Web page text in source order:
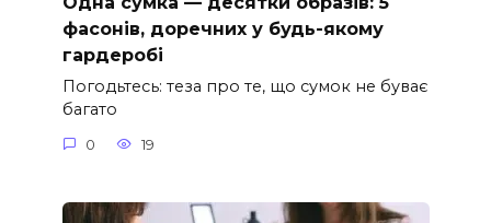
фасонів, доречних у будь-якому
гардеробі
Погодьтесь: теза про те, що сумок не буває
багато
0 19